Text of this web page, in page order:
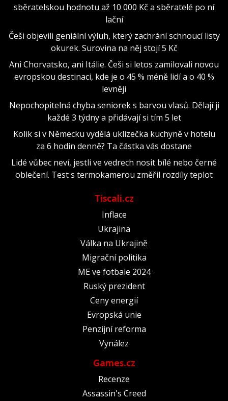
sběratelskou hodnotu až 10 000 Kč a sběratelé po ní
lační
Češi objevili geniální výluh, který zachrání schnoucí listy
okurek. Surovina na něj stojí 5 Kč
Ani Chorvatsko, ani Itálie. Češi si letos zamilovali novou
evropskou destinaci, kde je o 45 % méně lidí a o 40 %
levněji
Nepochopitelná chyba seniorek s barvou vlasů. Dělají ji
každé 3 týdny a přidávají si tím 5 let
Kolik si v Německu vydělá uklízečka kuchyně v hotelu
za 6 hodin denně? Ta částka vás dostane
Lidé vůbec neví, jestli ve vedrech nosit bílé nebo černé
oblečení. Test s termokamerou změřil rozdíly teplot
Tiscali.cz
Inflace
Ukrajina
Válka na Ukrajině
Migrační politika
ME ve fotbale 2024
Ruský prezident
Ceny energií
Evropská unie
Penzijní reforma
Vynález
Games.cz
Recenze
Assassin's Creed